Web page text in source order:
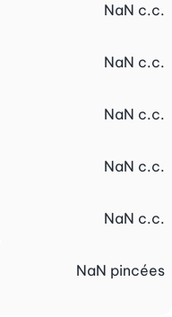
NaN c.c.
NaN c.c.
NaN c.c.
NaN c.c.
NaN c.c.
NaN pincées